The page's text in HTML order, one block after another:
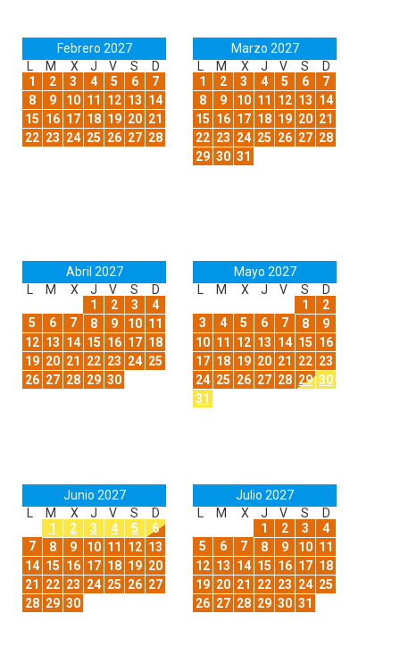
Febrero 2027
L
M X J V S
D
1
2 3 4 5 6
7
8
9 10 11 12 13 14
15 16 17 18 19 20 21
22 23 24 25 26 27 28
Marzo 2027
L
M X J V S
D
1
2 3 4 5 6
7
8
9 10 11 12 13 14
15 16 17 18 19 20 21
22 23 24 25 26 27 28
29 30 31
Abril 2027
L
M X J V S
D
1
2 3
4
5
6 7 8 9 10 11
12 13 14 15 16 17 18
19 20 21 22 23 24 25
26 27 28 29 30
Mayo 2027
L
M X J V S
D
1
2
3
4 5 6 7 8
9
10 11 12 13 14 15 16
17 18 19 20 21 22 23
24 25 26 27 28 29 30
31
Junio 2027
L
M X J V S
D
1
2 3 4 5
6
7
8 9 10 11 12 13
14 15 16 17 18 19 20
21
22 23 24 25 26 27
28 29 30
Julio 2027
L
M X J V S
D
1
2 3
4
5
6 7 8 9 10 11
12 13 14 15 16 17 18
19 20 21 22 23 24 25
26 27 28 29 30 31